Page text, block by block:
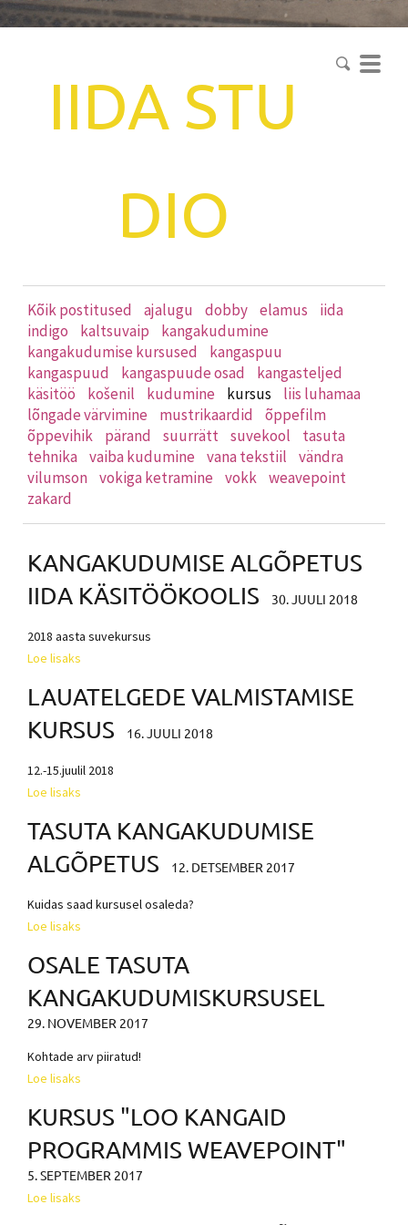
IIDA STU
DIO
Kõik postitused ajalugu dobby elamus
iida
indigo
kaltsuvaip
kangakudumine
kangakudumise kursused
kangaspuu
kangaspuud
kangaspuude osad
kangasteljed
käsitöö
košenil kudumine kursus
liis luhamaa
lõngade värvimine
mustrikaardid
õppefilm
õppevihik
pärand suurrätt suvekool
tasuta
tehnika vaiba kudumine vana tekstiil
vändra
vilumson vokiga ketramine vokk weavepoint
zakard
KANGAKUDUMISE ALGÕPETUS
IIDA KÄSITÖÖKOOLIS
30. JUULI 2018
2018 aasta suvekursus
Loe lisaks
LAUATELGEDE VALMISTAMISE
KURSUS
16. JUULI 2018
12.-15.juulil 2018
Loe lisaks
TASUTA KANGAKUDUMISE
ALGÕPETUS
12. DETSEMBER 2017
Kuidas saad kursusel osaleda?
Loe lisaks
OSALE TASUTA
KANGAKUDUMISKURSUSEL
29. NOVEMBER 2017
Kohtade arv piiratud!
Loe lisaks
KURSUS "LOO KANGAID
PROGRAMMIS WEAVEPOINT"
5. SEPTEMBER 2017
Loe lisaks